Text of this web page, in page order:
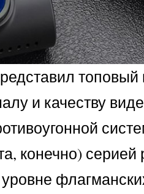
и качеству
конечно)